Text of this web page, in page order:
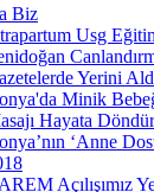
Biz
Usg
Yerini
Minik
Hayata
‘Anne
Açılışımız